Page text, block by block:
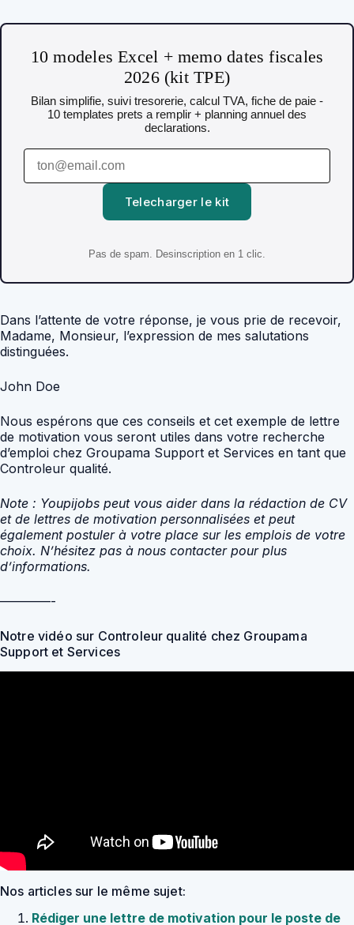
10 modeles Excel + memo dates fiscales
2026 (kit TPE)
Bilan simplifie, suivi tresorerie, calcul TVA, fiche de paie -
10 templates prets a remplir + planning annuel des
declarations.
Telecharger le kit
Pas de spam. Desinscription en 1 clic.
Dans l’attente de votre réponse, je vous prie de recevoir,
Madame, Monsieur, l’expression de mes salutations
distinguées.
John Doe
Nous espérons que ces conseils et cet exemple de lettre
de motivation vous seront utiles dans votre recherche
d’emploi chez Groupama Support et Services en tant que
Controleur qualité.
Note : Youpijobs peut vous aider dans la rédaction de CV
et de lettres de motivation personnalisées et peut
également postuler à votre place sur les emplois de votre
choix. N’hésitez pas à nous contacter pour plus
d’informations.
————-
Notre vidéo sur Controleur qualité chez Groupama
Support et Services
Nos articles sur le même sujet:
Rédiger une lettre de motivation pour le poste de